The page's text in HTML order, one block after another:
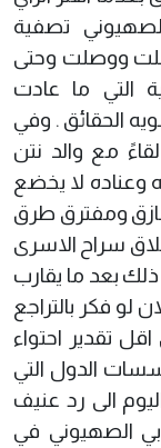
تصفية
ووصلت وحتى
التي ما عادت
الحقائق . وفي
مع والد نتن
وعناده لا يخضع
ومفترق طرق
سراح الاسرى
بعد ما يقارب
لو فكر بالتراجع
تقدير احتواء
الدول التي
الى رد عنيف
الصهيوني في